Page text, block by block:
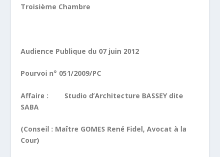
Troisième Chambre
Audience Publique du 07 juin 2012
Pourvoi n° 051/2009/PC
Affaire : Studio d’Architecture BASSEY dite
SABA
(Conseil : Maître GOMES René Fidel, Avocat à la
Cour)